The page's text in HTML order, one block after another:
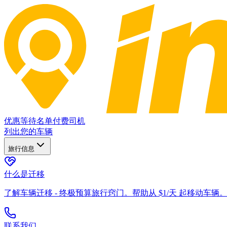
优惠等待名单付费司机
列出您的车辆
旅行信息
什么是迁移
了解车辆迁移 - 终极预算旅行窍门。帮助从 $1/天 起移动车辆。